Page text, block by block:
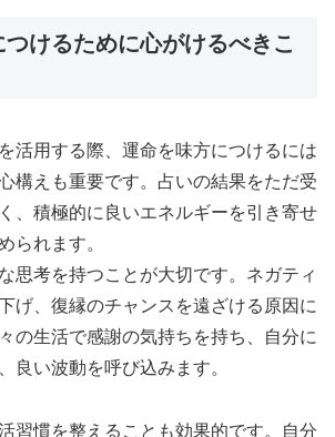
けるために心がけるべきこ
活用する際、運命を味方につけるには
構えも重要です。占いの結果をただ受
、積極的に良いエネルギーを引き寄せ
られます。
思考を持つことが大切です。ネガティ
げ、復縁のチャンスを遠ざける原因に
の生活で感謝の気持ちを持ち、自分に
良い波動を呼び込みます。
習慣を整えることも効果的です。自分